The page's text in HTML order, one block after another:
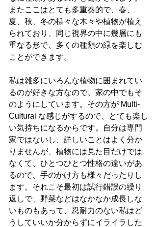
またここはとても多重奏的で、春、
夏、秋、冬の様々な木々や植物が植え
られており、同じ視界の中に幾層にも
重なる形で、多くの種類の緑を楽しむ
ことができます。
私は雑多にいろんな植物に囲まれてい
るのが好きな方なので、家の中でもそ
のようにしています。その方が Multi-
Cultural な感じがするので、とても楽し
い気持ちになるからです。自分は専門
家ではないし、詳しいことはよく分か
りませんが、植物には見た目だけでは
なくて、ひとつひとつ性格の違いがあ
るので、手のかけ方も様々だったりし
ます。それこそ最初は試行錯誤の繰り
返しで、野菜などはなかなか成長しな
いものもあって、忍耐力のない私はど
うしていいか分からずにイライラした